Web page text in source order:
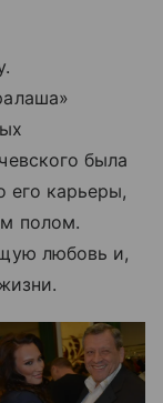
была
его карьеры,
полом.
любовь и,